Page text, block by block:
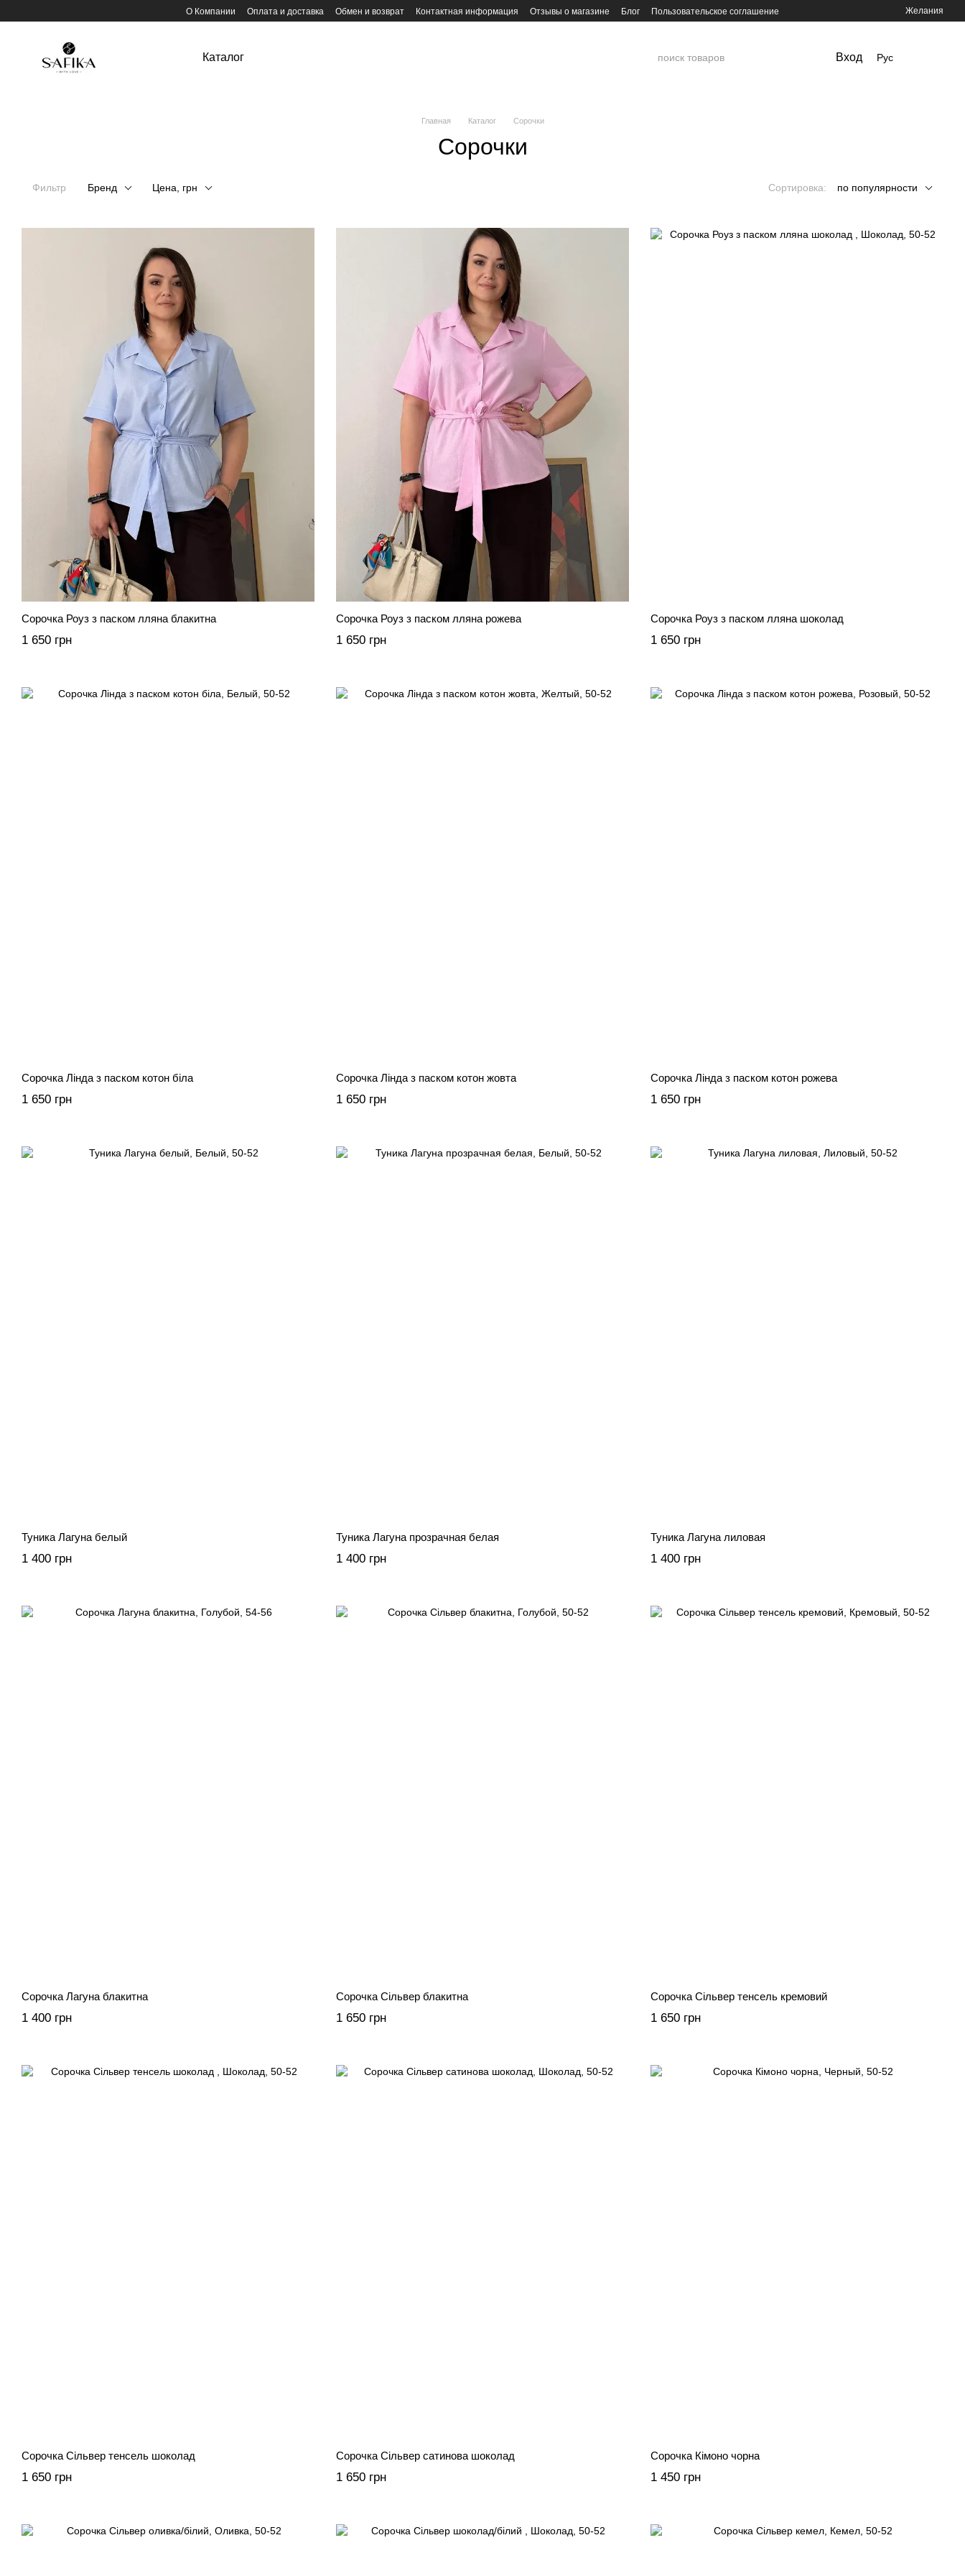
О Компании Оплата и доставка Обмен и возврат Контактная информация Отзывы о магазине Блог Пользовательское соглашение Желания
Каталог Вход Рус
Главная Каталог Сорочки
Сорочки
Фильтр Бренд Цена, грн Сортировка: по популярности
Сорочка Роуз з паском лляна блакитна
1 650 грн
Сорочка Роуз з паском лляна рожева
1 650 грн
Сорочка Роуз з паском лляна шоколад
1 650 грн
Сорочка Лінда з паском котон біла
1 650 грн
Сорочка Лінда з паском котон жовта
1 650 грн
Сорочка Лінда з паском котон рожева
1 650 грн
Туника Лагуна белый
1 400 грн
Туника Лагуна прозрачная белая
1 400 грн
Туника Лагуна лиловая
1 400 грн
Сорочка Лагуна блакитна
1 400 грн
Сорочка Сільвер блакитна
1 650 грн
Сорочка Сільвер тенсель кремовий
1 650 грн
Сорочка Сільвер тенсель шоколад
1 650 грн
Сорочка Сільвер сатинова шоколад
1 650 грн
Сорочка Кімоно чорна
1 450 грн